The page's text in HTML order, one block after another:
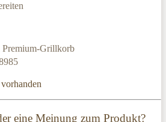
Premium-Grillkorb
eine Meinung zum Produkt?